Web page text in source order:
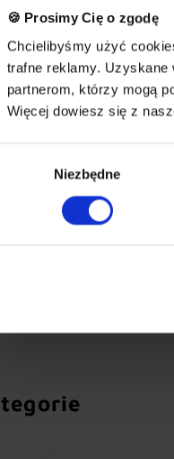
🍪 Prosimy Cię o zgodę
Chcielibyśmy użyć
trafne reklamy. Uzyskane
partnerom, którzy mogą
Więcej dowiesz się z
Niezbędne
| Ø 200mm + Ręczniki
| 43,5x34,5x(H)34cm